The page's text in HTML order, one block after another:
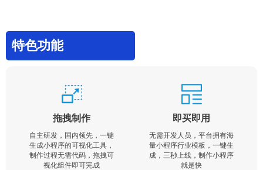
特色功能
拖拽制作
自主研发，国内领先，一键
生成小程序的可视化工具，
制作过程无需代码，拖拽可
视化组件即可完成
即买即用
无需开发人员，平台拥有海
量小程序行业模板，一键生
成，三秒上线，制作小程序
就是快